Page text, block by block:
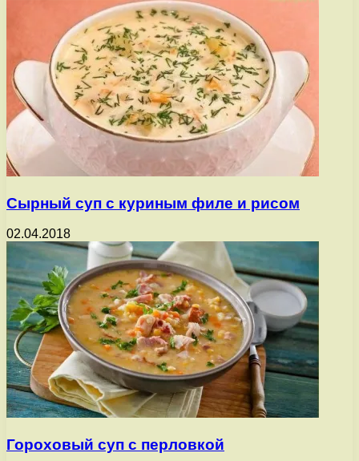
Сырный суп с куриным филе и рисом
02.04.2018
Гороховый суп с перловкой